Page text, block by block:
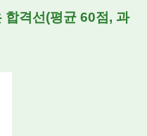
합격선(평균 60점, 과